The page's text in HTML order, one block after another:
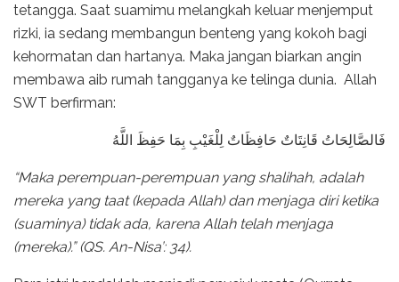
tetangga. Saat suamimu melangkah keluar menjemput
rizki, ia sedang membangun benteng yang kokoh bagi
kehormatan dan hartanya. Maka jangan biarkan angin
membawa aib rumah tangganya ke telinga dunia. Allah
SWT berfirman:
فَالصَّالِحَاتُ قَانِتَاتٌ حَافِظَاتٌ لِلْغَيْبِ بِمَا حَفِظَ اللَّهُ
“Maka perempuan-perempuan yang shalihah, adalah
mereka yang taat (kepada Allah) dan menjaga diri ketika
(suaminya) tidak ada, karena Allah telah menjaga
(mereka).” (QS. An-Nisa’: 34).